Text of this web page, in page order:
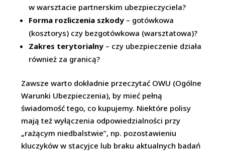
w warsztacie partnerskim ubezpieczyciela?
Forma rozliczenia szkody – gotówkowa
(kosztorys) czy bezgotówkowa (warsztatowa)?
Zakres terytorialny – czy ubezpieczenie działa
również za granicą?
Zawsze warto dokładnie przeczytać OWU (Ogólne
Warunki Ubezpieczenia), by mieć pełną
świadomość tego, co kupujemy. Niektóre polisy
mają też wyłączenia odpowiedzialności przy
„rażącym niedbalstwie”, np. pozostawieniu
kluczyków w stacyjce lub braku aktualnych badań